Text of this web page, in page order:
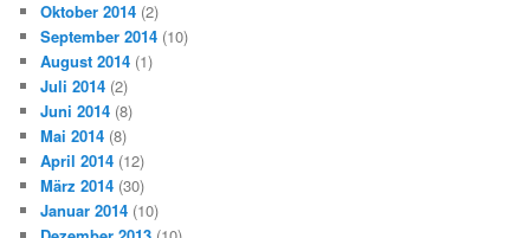
Oktober 2014 (2)
September 2014 (10)
August 2014 (1)
Juli 2014 (2)
Juni 2014 (8)
Mai 2014 (8)
April 2014 (12)
März 2014 (30)
Januar 2014 (10)